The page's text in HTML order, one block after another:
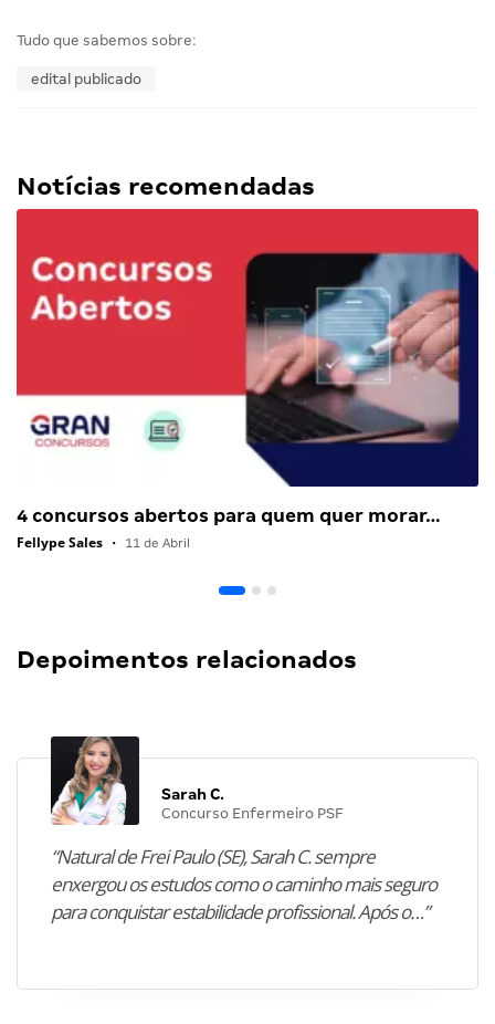
Tudo que sabemos sobre:
edital publicado
Notícias recomendadas
4 concursos abertos para quem quer morar…
Fellype Sales • 11 de Abril
Depoimentos relacionados
Sarah C.
Concurso Enfermeiro PSF
“Natural de Frei Paulo (SE), Sarah C. sempre
enxergou os estudos como o caminho mais seguro
para conquistar estabilidade profissional. Após o…”